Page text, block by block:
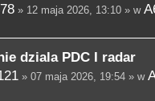
» 12 maja 2026, 13:10 » w
dziala PDC I radar
» 07 maja 2026, 19:54 » w